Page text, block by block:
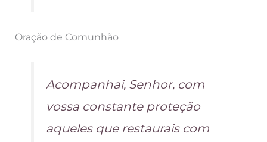
Oração de Comunhão
Acompanhai, Senhor, com
vossa constante proteção
aqueles que restaurais com